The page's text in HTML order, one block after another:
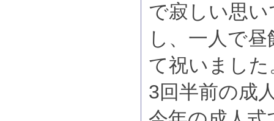
で寂しい思
し、一人で
て祝いまし
3回半前の成